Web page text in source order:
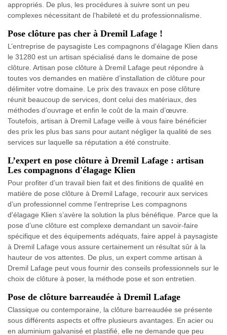
appropriés. De plus, les procédures à suivre sont un peu
complexes nécessitant de l’habileté et du professionnalisme.
Pose clôture pas cher à Dremil Lafage !
L’entreprise de paysagiste Les compagnons d'élagage Klien dans
le 31280 est un artisan spécialisé dans le domaine de pose
clôture. Artisan pose clôture à Dremil Lafage peut répondre à
toutes vos demandes en matière d’installation de clôture pour
délimiter votre domaine. Le prix des travaux en pose clôture
réunit beaucoup de services, dont celui des matériaux, des
méthodes d’ouvrage et enfin le coût de la main d’œuvre.
Toutefois, artisan à Dremil Lafage veille à vous faire bénéficier
des prix les plus bas sans pour autant négliger la qualité de ses
services sur laquelle sa réputation a été construite.
L’expert en pose clôture à Dremil Lafage : artisan
Les compagnons d'élagage Klien
Pour profiter d’un travail bien fait et des finitions de qualité en
matière de pose clôture à Dremil Lafage, recourir aux services
d’un professionnel comme l’entreprise Les compagnons
d'élagage Klien s’avère la solution la plus bénéfique. Parce que la
pose d’une clôture est complexe demandant un savoir-faire
spécifique et des équipements adéquats, faire appel à paysagiste
à Dremil Lafage vous assure certainement un résultat sûr à la
hauteur de vos attentes. De plus, un expert comme artisan à
Dremil Lafage peut vous fournir des conseils professionnels sur le
choix de clôture à poser, la méthode pose et son entretien.
Pose de clôture barreaudée à Dremil Lafage
Classique ou contemporaine, la clôture barreaudée se présente
sous différents aspects et offre plusieurs avantages. En acier ou
en aluminium galvanisé et plastifié, elle ne demande que peu